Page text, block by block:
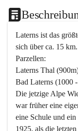
Laterns ist das
sich über ca. 15
Parzellen:
Laterns Thal
Bad Laterns (1000
Die jetzige Alpe
war früher eine
eine Schule und
1925, als die